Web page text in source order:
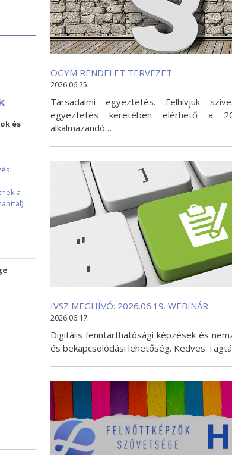
OGYM RENDELET TERVEZET
2026.06.25.
Társadalmi egyeztetés. Felhívjuk
egyeztetés keretében elérhető a
alkalmazandó …
IVSZ MEGHÍVÓ: 2026.06.19. WEBINÁR
2026.06.17.
Digitális fenntarthatósági képzések és
és bekapcsolódási lehetőség. Kedves
és
a